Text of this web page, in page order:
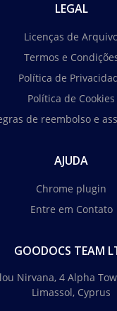
LEGAL
Licenças de
Termos e
Política de
Política de Cookies
de reembolso e
AJUDA
Chrome plugin
Entre em Contato
GOODOCS TEAM
Nirvana, 4 Alpha
Limassol, Cyprus